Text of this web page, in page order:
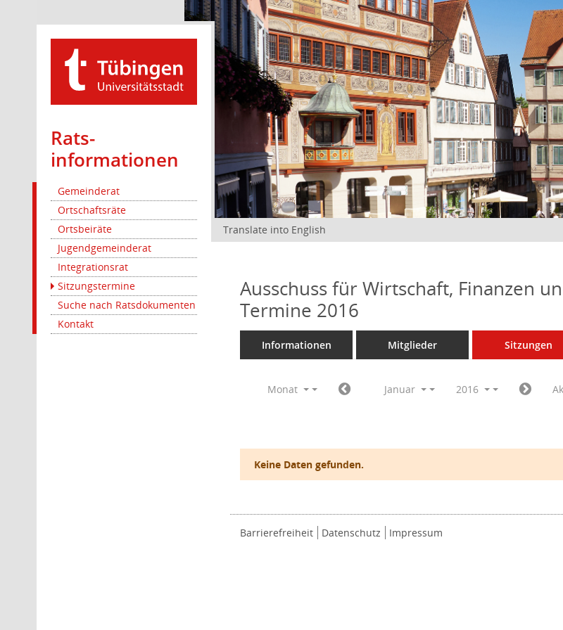
Rats­
informationen
Gemeinderat
Ortschaftsräte
Ortsbeiräte
Jugendgemeinderat
Integrationsrat
Sitzungstermine
Suche nach Ratsdokumenten
Kontakt
Translate into English
Ausschuss für Wirtschaft, Finanzen
Termine 2016
Informationen Mitglieder Sitzungen
Monat Januar 2016
Keine Daten gefunden.
Barrierefreiheit Datenschutz Impressum